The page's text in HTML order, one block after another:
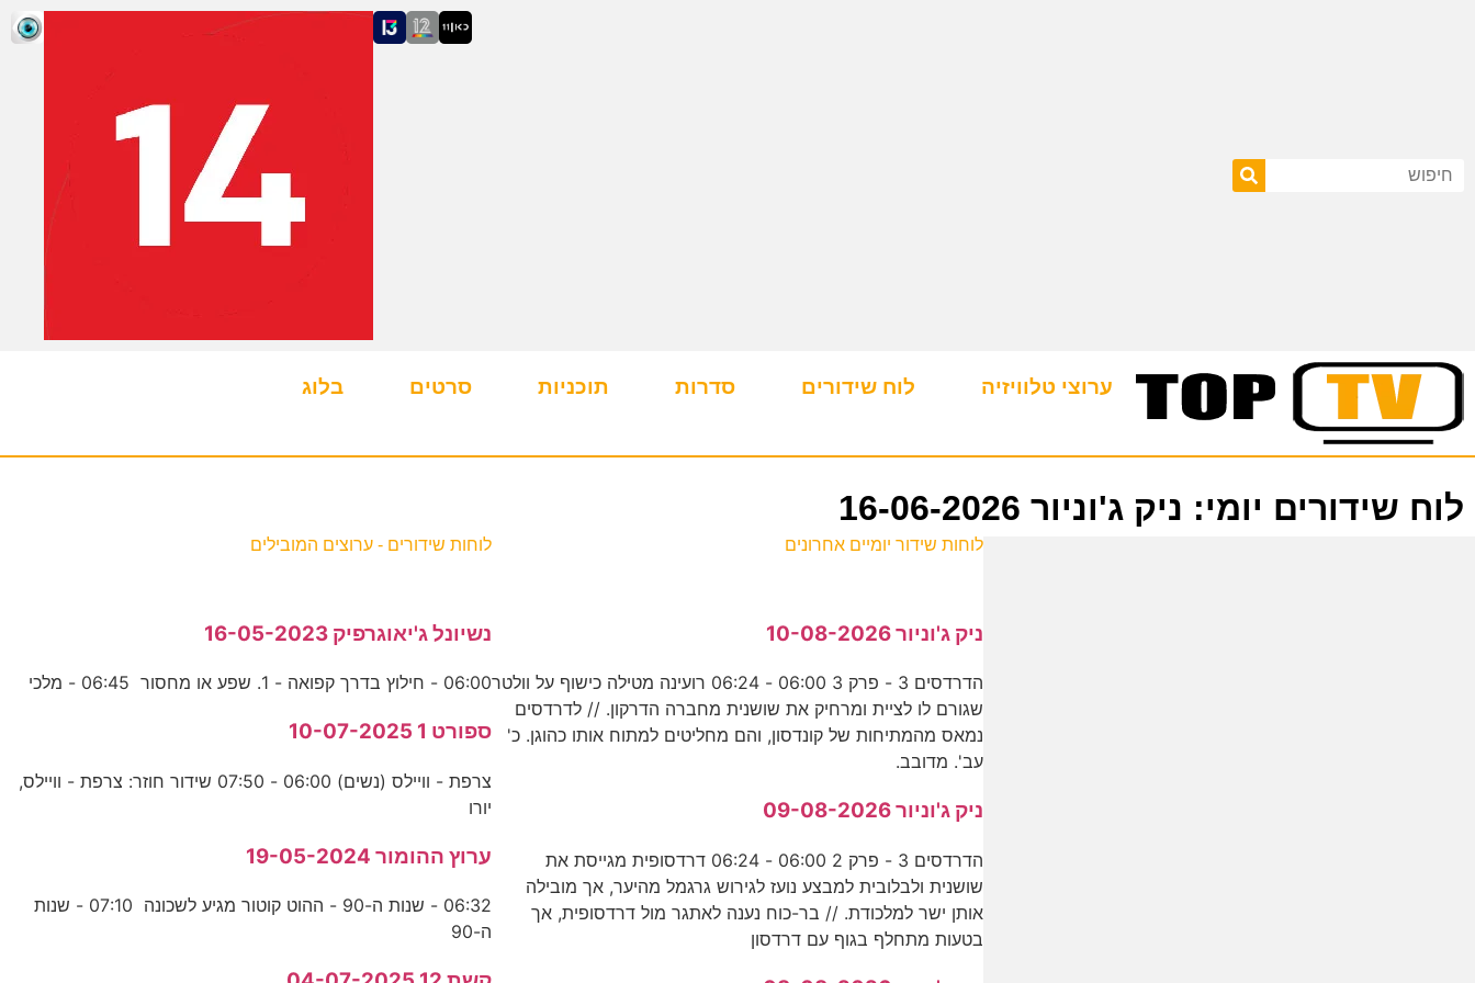
ערוצי טלוויזיה לוח שידורים סדרות תוכניות סרטים בלוג
לוח שידורים יומי: ניק ג'וניור 16-06-2026
לוחות שידור יומיים אחרונים
ניק ג'וניור 10-08-2026
הדרדסים 3 - פרק 3 06:00 - 06:24 רועינה מטילה כישוף על וולטר
שגורם לו לציית ומרחיק את שושנית מחברה הדרקון. // לדרדסים
נמאס מהמתיחות של קונדסון, והם מחליטים למתוח אותו כהוגן. כ'
עב'. מדובב.
ניק ג'וניור 09-08-2026
הדרדסים 3 - פרק 2 06:00 - 06:24 דרדסופית מגייסת את
שושנית ולבלובית למבצע נועז לגירוש גרגמל מהיער, אך מובילה
אותן ישר למלכודת. // בר-כוח נענה לאתגר מול דרדסופית, אך
בטעות מתחלף בגוף עם דרדסון
לוחות שידורים - ערוצים המובילים
נשיונל ג'יאוגרפיק 16-05-2023
06:00 - חילוץ בדרך קפואה - 1. שפע או מחסור 06:45 - מלכי
ספורט 1 10-07-2025
צרפת - וויילס (נשים) 06:00 - 07:50 שידור חוזר: צרפת - וויילס,
יורו
ערוץ ההומור 19-05-2024
06:32 - שנות ה-90 - ההוט קוטור מגיע לשכונה 07:10 - שנות
ה-90